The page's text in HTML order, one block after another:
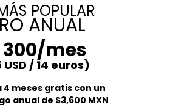
POPULAR
ANUAL
300/mes
USD / 14 euros)
4 meses gratis con un
anual de $3,600 MXN